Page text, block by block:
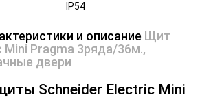
IP54
и описание Щит
Mini Pragma 3ряда/36м.,
двери
Schneider Electric Mini